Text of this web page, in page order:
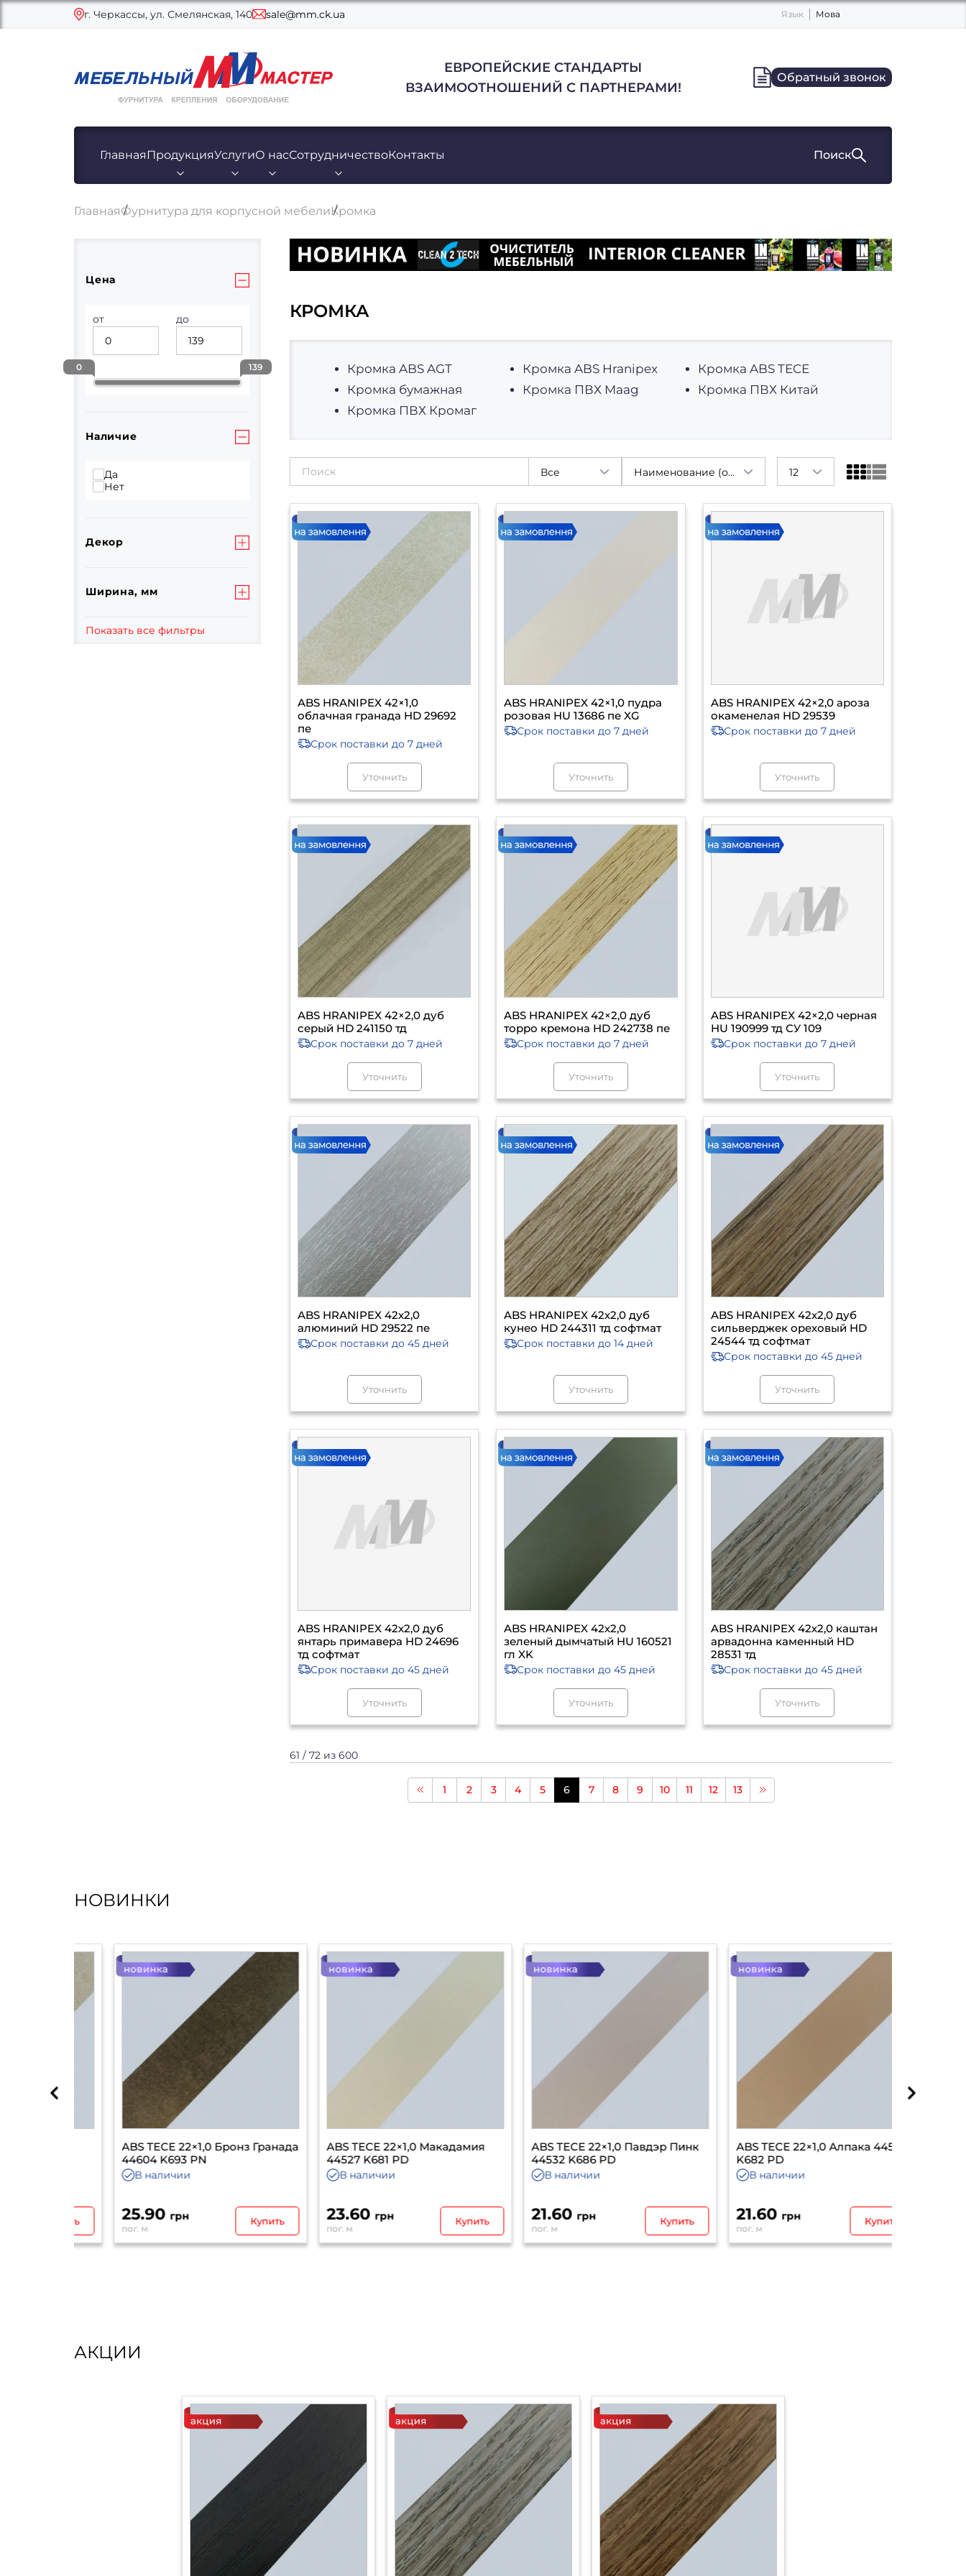
г. Черкассы, ул. Смелянская, 140 sale@mm.ck.ua Язык Мова
ЕВРОПЕЙСКИЕ СТАНДАРТЫ
ВЗАИМООТНОШЕНИЙ С ПАРТНЕРАМИ!
Обратный звонок
Главная ПродукцияУслугиО насСотрудничествоКонтакты Поиск
ГлавнаяФурнитура для корпусной мебелиКромка
Цена
от до
0 139
Наличие
Да
Нет
Декор
Ширина, мм
Показать все фильтры
КРОМКА
Кромка ABS AGT Кромка ABS Hranipex
Кромка ABS TECE
Кромка бумажная
Кромка ПВХ Maag
Кромка ПВХ Китай
Кромка ПВХ Кромаг
Все Наименование (от А до Я) 12
ABS HRANIPEX 42×1,0
облачная гранада HD 29692
пе
Срок поставки до 7 дней
Уточнить
ABS HRANIPEX 42×1,0 пудра
розовая HU 13686 пе XG
Срок поставки до 7 дней
Уточнить
ABS HRANIPEX 42×2,0 ароза
окаменелая HD 29539
Срок поставки до 7 дней
Уточнить
ABS HRANIPEX 42×2,0 дуб
серый HD 241150 тд
Срок поставки до 7 дней
Уточнить
ABS HRANIPEX 42×2,0 дуб
торро кремона HD 242738 пе
Срок поставки до 7 дней
Уточнить
ABS HRANIPEX 42×2,0 черная
HU 190999 тд СУ 109
Срок поставки до 7 дней
Уточнить
ABS HRANIPEX 42х2,0
алюминий HD 29522 пе
Срок поставки до 45 дней
Уточнить
ABS HRANIPEX 42х2,0 дуб
кунео HD 244311 тд софтмат
Срок поставки до 14 дней
Уточнить
ABS HRANIPEX 42х2,0 дуб
сильверджек ореховый HD
24544 тд софтмат
Срок поставки до 45 дней
Уточнить
ABS HRANIPEX 42х2,0 дуб
янтарь примавера HD 24696
тд софтмат
Срок поставки до 45 дней
Уточнить
ABS HRANIPEX 42х2,0
зеленый дымчатый HU 160521
гл XK
Срок поставки до 45 дней
Уточнить
ABS HRANIPEX 42х2,0 каштан
арвадонна каменный HD
28531 тд
Срок поставки до 45 дней
Уточнить
61 / 72 из 600
1 2 3 4 5 6 7 8 9 10 11 12 13
НОВИНКИ
ABS TECE 22×1,0 Бронз Гранада
44604 K693 PN
В наличии
25.90грн
ABS TECE 22×1,0 Макадамия
44527 K681 PD
В наличии
23.60грн
ABS TECE 22×1,0 Павдэр Пинк
44532 K686 PD
В наличии
21.60 грн
ABS TECE 22×1,0 Алпака 44528
K682 PD
В наличии
21.60 грн
АКЦИИ